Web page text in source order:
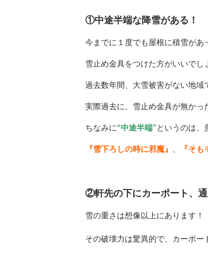
①中途半端な降雪がある！
今までに１度でも屋根に積雪があ
雪止め金具をつけた方がいいでし
過去数年間、大雪被害がない地域
実際過去に、雪止め金具が無かっ
ちなみに“中途半端”というのは、
『雪下ろしの時に邪魔』 『そ
②軒先の下にカーポート、通
雪の重さは想像以上にあります！
その破壊力は驚異的で、カーポ